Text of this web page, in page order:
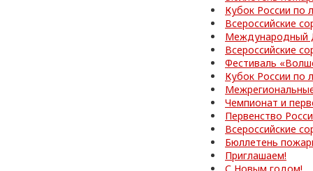
Кубок России по
Всероссийские
Международный
Всероссийские
Фестиваль
Кубок России по
Чемпионат и
Первенство
Всероссийские
Бюллетень
Приглашаем!